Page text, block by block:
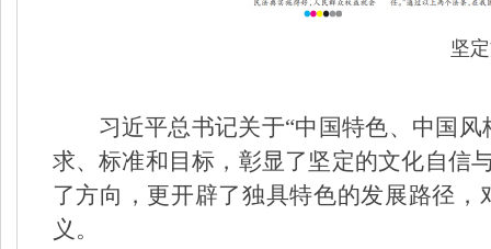
坚
习近平总书记关于“中国特色、中国
求、标准和目标，彰显了坚定的文化自信
了方向，更开辟了独具特色的发展路径
义。